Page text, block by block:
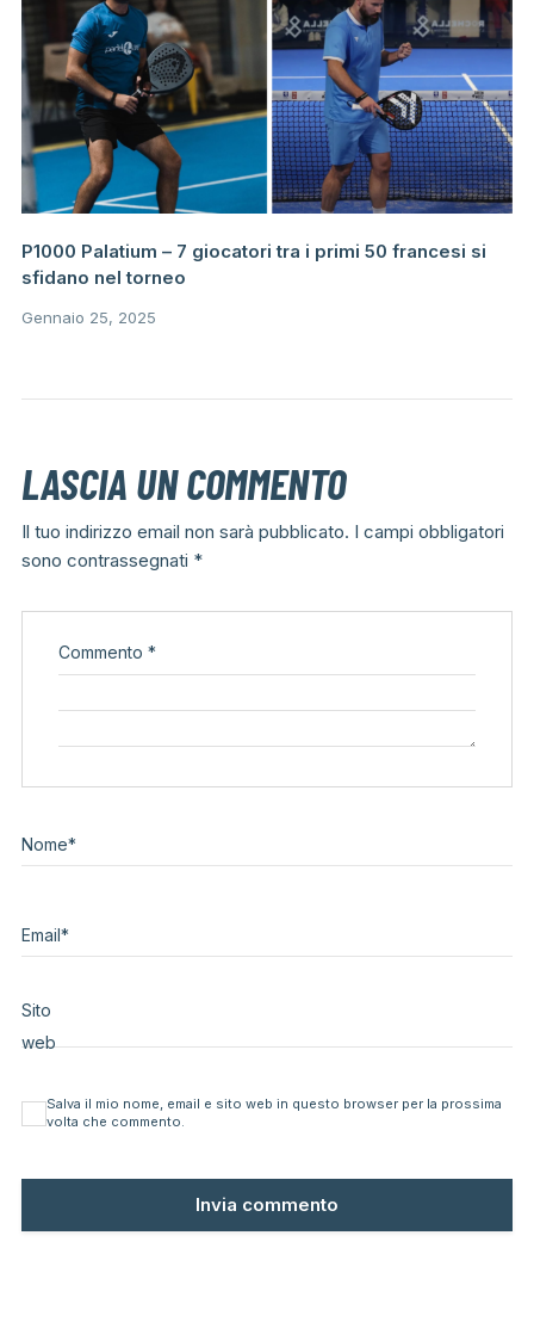
P1000 Palatium – 7 giocatori tra i primi 50 francesi si
sfidano nel torneo
Gennaio 25, 2025
LASCIA UN COMMENTO
Il tuo indirizzo email non sarà pubblicato. I campi obbligatori
sono contrassegnati *
Commento *
Nome*
Email*
Sito
web
Salva il mio nome, email e sito web in questo browser per la prossima
volta che commento.